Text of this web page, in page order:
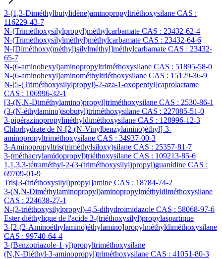
3-(1,3-Diméthylbutylidène)aminopropyltriéthoxysilane CAS :
116229-43-7
N-(Triméthoxysilylpropyl)méthylcarbamate CAS : 23432-62-4
N-(Triméthoxysilylméthyl)méthylcarbamate CAS : 23432-64-6
N-[Diméthoxy(méthyl)silylméthyl]méthylcarbamate CAS : 23432-
65-7
N-(6-aminohexyl)aminopropyltriméthoxysilane CAS : 51895-58-0
N-(6-aminohexyl)aminométhyltriéthoxysilane CAS : 15129-36-9
N-[5-(Triméthoxysilylpropyl)-2-aza-1-oxopentyl]caprolactame
CAS : 106996-32-1
[3-(N,N-Diméthylamino)propyl]triméthoxysilane CAS : 2530-86-1
(3-(N-éthylamino)isobutyl)triméthoxysilane CAS : 227085-51-0
3-pipérazinopropylméthyldiméthoxysilane CAS : 128996-12-3
Chlorhydrate de N-[2-(N-Vinylbenzylamino)éthyl]-3-
aminopropyltriméthoxysilane CAS : 34937-00-3
3-Aminopropyltris(triméthylsiloxy)silane CAS : 25357-81-7
3-(méthacrylamidopropyl)triéthoxysilane CAS : 109213-85-6
1,1,3,3-tétraméthyl-2-(3-(triméthoxysilyl)propyl)guanidine CAS :
69709-01-9
Tris[3-(triéthoxysilyl)propyl]amine CAS : 18784-74-2
3-(N,N-Diméthylaminopropyl)aminopropylméthyldiméthoxysilane
CAS : 224638-27-1
N-(3-triéthoxysilylpropyl)-4,5-dihydroimidazole CAS : 58068-97-6
Ester diéthylique de l'acide 3-(triéthoxysilyl)propylaspartique
3-[2-(2-Aminoéthylamino)éthylamino]propylméthyldiméthoxysilane
CAS : 99740-64-4
3-(Benzotriazole-1-yl)propyltriméthoxysilane
(N,N-Diéthyl-3-aminopropyl)triméthoxysilane CAS : 41051-80-3